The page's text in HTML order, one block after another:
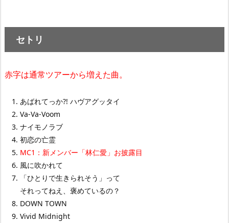
セトリ
赤字は通常ツアーから増えた曲。
あばれてっか?! ハヴアグッタイ
Va-Va-Voom
ナイモノラブ
初恋の亡霊
MC1：新メンバー「林仁愛」お披露目
風に吹かれて
「ひとりで生きられそう」って
それってねえ、褒めているの？
DOWN TOWN
Vivid Midnight